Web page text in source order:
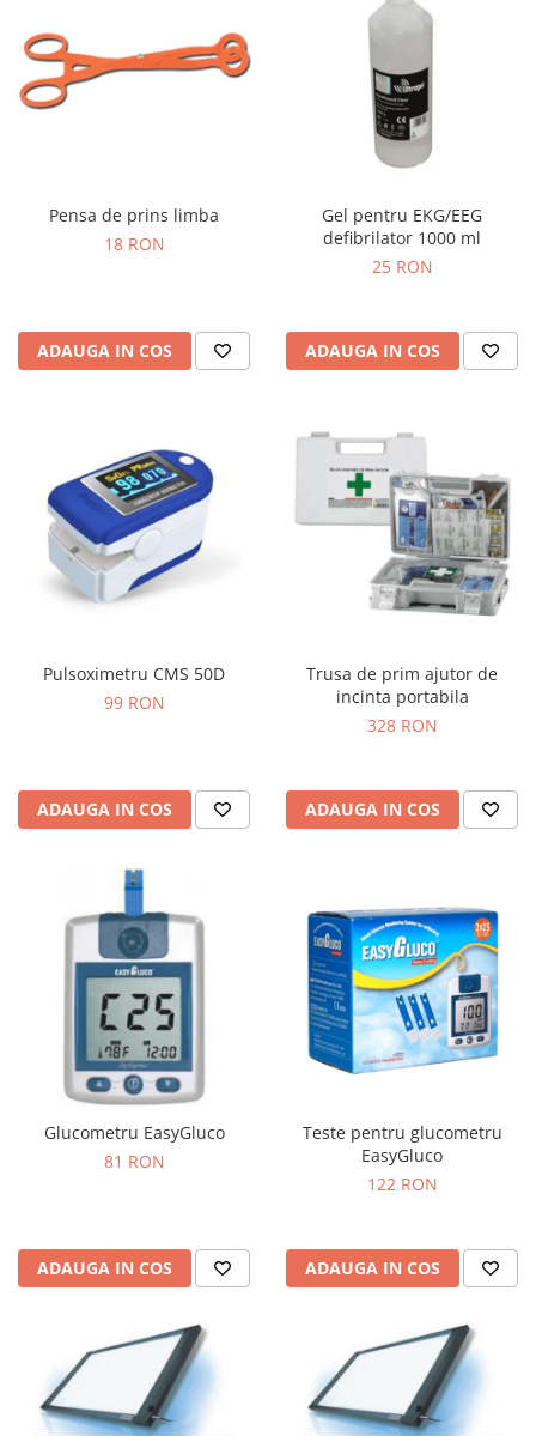
Pensa de prins limba
18 RON
ADAUGA IN COS
Gel pentru EKG/EEG
defibrilator 1000 ml
25 RON
ADAUGA IN COS
Pulsoximetru CMS 50D
99 RON
ADAUGA IN COS
Trusa de prim ajutor de
incinta portabila
328 RON
ADAUGA IN COS
Glucometru EasyGluco
81 RON
ADAUGA IN COS
Teste pentru glucometru
EasyGluco
122 RON
ADAUGA IN COS